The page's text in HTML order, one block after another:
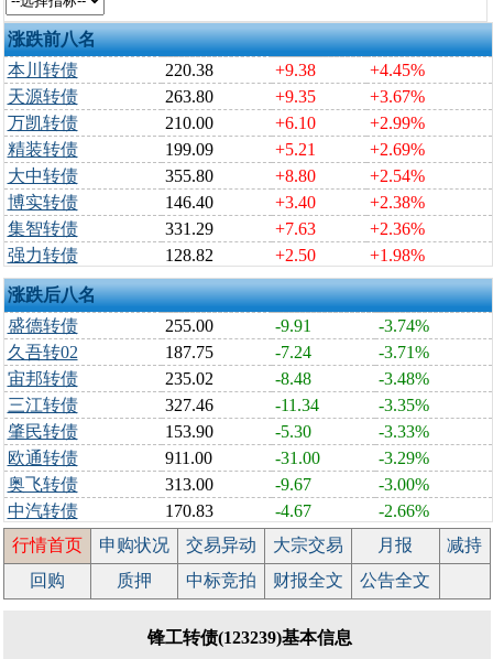
涨跌前八名
本川转债
220.38 +9.38
+4.45%
天源转债
263.80 +9.35
+3.67%
万凯转债
210.00 +6.10
+2.99%
精装转债
199.09 +5.21
+2.69%
大中转债
355.80 +8.80
+2.54%
博实转债
146.40 +3.40
+2.38%
集智转债
331.29 +7.63
+2.36%
强力转债
128.82 +2.50 +1.98%
涨跌后八名
盛德转债
255.00 -9.91
-3.74%
久吾转02
187.75 -7.24
-3.71%
宙邦转债
235.02 -8.48
-3.48%
三江转债
327.46 -11.34
-3.35%
肇民转债
153.90 -5.30
-3.33%
欧通转债
911.00 -31.00
-3.29%
奥飞转债
313.00 -9.67
-3.00%
中汽转债
170.83 -4.67
-2.66%
行情首页
申购状况 交易异动 大宗交易 月报
减持
回购
质押 中标竞拍 财报全文 公告全文
锋工转债(123239)基本信息